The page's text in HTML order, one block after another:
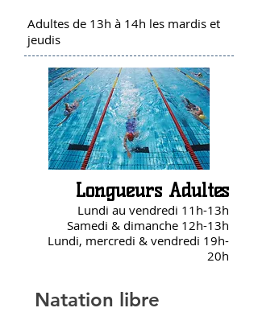
Adultes de 13h à 14h les mardis et
jeudis
Longueurs Adultes
Lundi au vendredi 11h-13h
Samedi & dimanche 12h-13h
Lundi, mercredi & vendredi 19h-
20h
Natation libre